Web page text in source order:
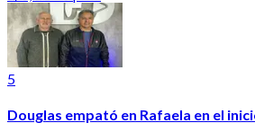
5
Douglas empató en Rafaela en el